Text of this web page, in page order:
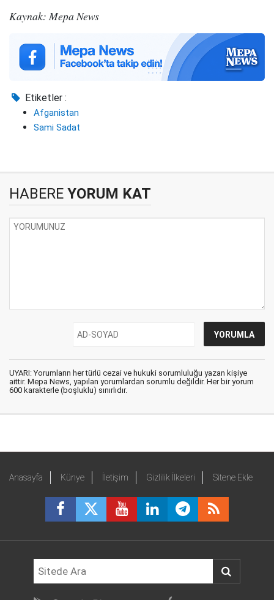
Kaynak: Mepa News
Etiketler :
Afganistan
Sami Sadat
HABERE YORUM KAT
UYARI: Yorumların her türlü cezai ve hukuki sorumluluğu yazan kişiye
aittir. Mepa News, yapılan yorumlardan sorumlu değildir. Her bir yorum
600 karakterle (boşluklu) sınırlıdır.
Anasayfa Künye İletişim Gizlilik İlkeleri Sitene Ekle